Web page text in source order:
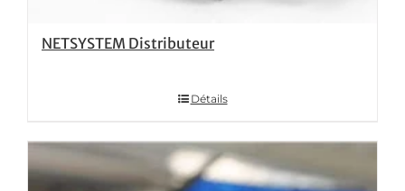
NETSYSTEM Distributeur
Détails